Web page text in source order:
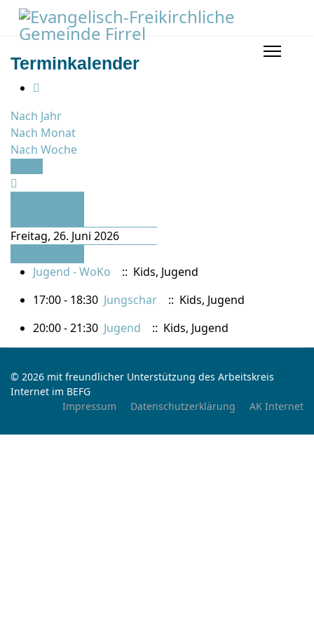
Terminkalender
Nach Jahr
Nach Monat
Nach Woche
Freitag, 26. Juni 2026
Jugend - WoKo
:: Kids, Jugend
17:00 - 18:30 Jungschar
:: Kids, Jugend
20:00 - 21:30 Jugend :: Kids, Jugend
© 2026 mit freundlicher Unterstützung des Arbeitskreis
Internet im BEFG
Impressum
Datenschutzerklärung AK Internet